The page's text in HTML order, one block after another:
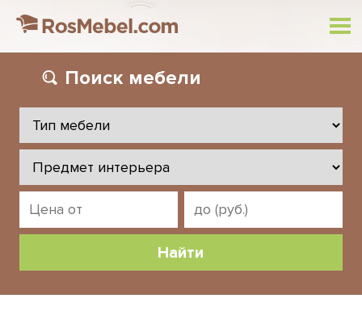
Поиск мебели